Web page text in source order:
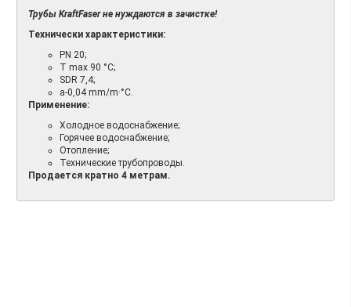
Трубы KraftFaser не нуждаются в зачистке!
Технически характеристики:
PN 20;
T max 90 °C;
SDR 7,4;
a-0,04 mm/m·°C.
Применение:
Холодное водоснабжение;
Горячее водоснабжение;
Отопление;
Технические трубопроводы.
Продается кратно 4 метрам.